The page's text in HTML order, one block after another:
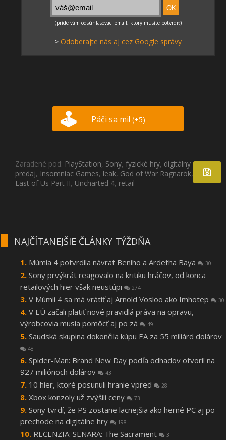
> Odoberajte nás aj cez Google správy
Páči sa mi! (+5)
Zaradené pod: PlayStation, Sony, fyzické hry, digitálny
predaj, Insomniac Games, leak, God of War Ragnarök,
The
Last of Us Part II, Uncharted 4, retail
NAJČÍTANEJŠIE ČLÁNKY TÝŽDŇA
Múmia 4 potvrdila návrat Beniho a Ardetha Baya 30
Sony prvýkrát reagovalo na kritiku hráčov, od konca
retailových hier však neustúpi
274
V Múmii 4 sa má vrátiť aj Arnold Vosloo ako Imhotep 30
V EÚ začali platiť nové pravidlá práva na opravu,
výrobcovia musia pomôcť aj po zá
49
Saudská skupina dokončila kúpu EA za 55 miliárd dolárov
48
Spider-Man: Brand New Day podľa odhadov otvoril na
927 miliónoch dolárov
43
10 hier, ktoré posunuli hranie vpred 28
Xbox konzoly už zvýšili ceny 73
Sony tvrdí, že PS zostane lacnejšia ako herné PC aj po
prechode na digitálne hry
198
RECENZIA: SENARA: The Sacrament 3